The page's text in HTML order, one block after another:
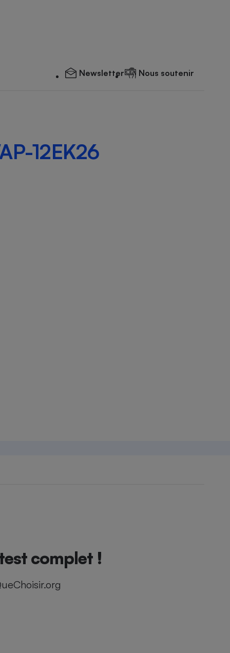
Newsletter Nous soutenir
12EK26
complet !